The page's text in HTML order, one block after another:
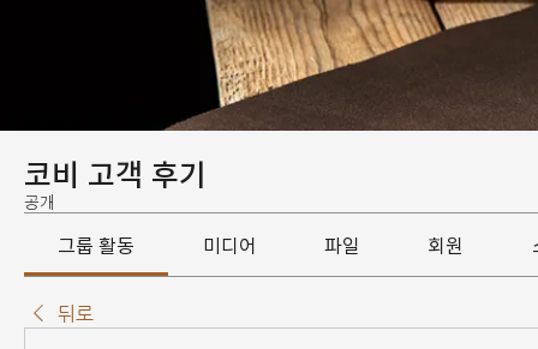
코비 고객 후기
공개
그룹 활동 미디어 파일 회원
뒤로